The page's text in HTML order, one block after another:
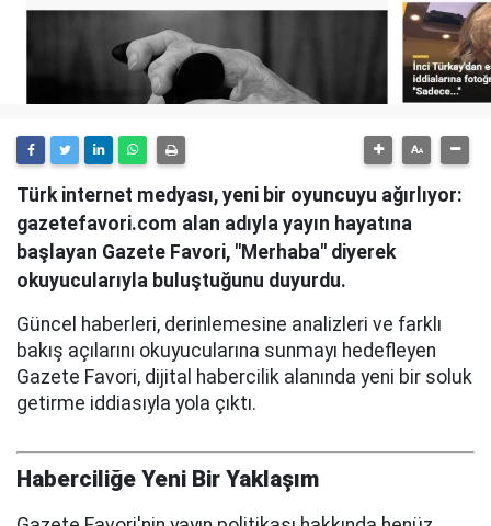
Türk internet medyası, yeni bir oyuncuyu ağırlıyor:
gazetefavori.com alan adıyla yayın hayatına
başlayan Gazete Favori, "Merhaba" diyerek
okuyucularıyla buluştuğunu duyurdu.
Güncel haberleri, derinlemesine analizleri ve farklı
bakış açılarını okuyucularına sunmayı hedefleyen
Gazete Favori, dijital habercilik alanında yeni bir soluk
getirme iddiasıyla yola çıktı.
Haberciliğe Yeni Bir Yaklaşım